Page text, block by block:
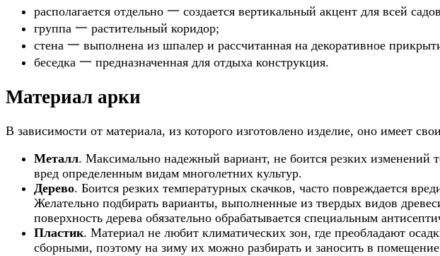
располагается отдельно 一 создается вертикальный акцент для всей
группа 一 растительный коридор;
стена 一 выполнена из шпалер и рассчитанная на декоративное
беседка 一 предназначенная для отдыха конструкция.
Материал арки
В зависимости от материала, из которого изготовлено изделие, оно имеет
Металл. Максимально надежный вариант, не боится резких изменений
вред определенным видам многолетних культур.
Дерево. Боится резких температурных скачков, часто повреждается
Желательно подбирать варианты, выполненные из твердых видов
поверхность дерева обязательно обрабатывается специальным
Пластик. Материал не любит климатических зон, где преобладают
сборными, поэтому на зиму их можно разбирать и заносить в